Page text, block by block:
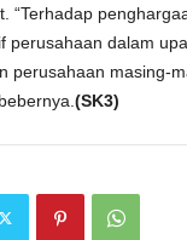
“Terhadap
perusahaan dalam
perusahaan masing-
(SK3)